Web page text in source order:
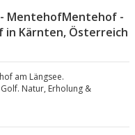
MentehofMentehof -
in Kärnten, Österreich
am Längsee.
Natur, Erholung &